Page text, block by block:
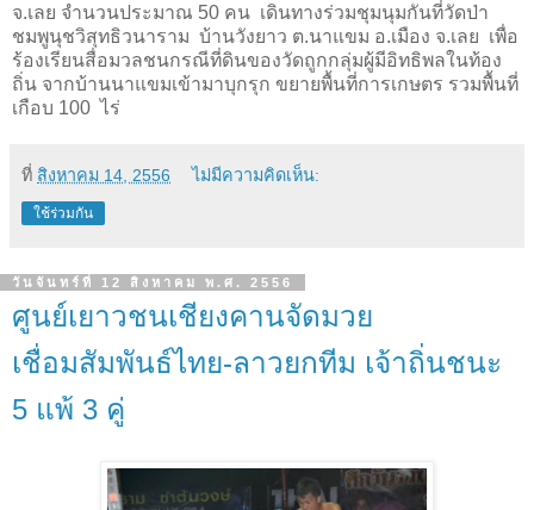
จ.เลย จำนวนประมาณ 50 คน เดินทางร่วมชุมนุมกันที่วัดป่า
ชมพูนุชวิสุทธิวนาราม บ้านวังยาว ต.นาแขม อ.เมือง จ.เลย เพื่อ
ร้องเรียนสื่อมวลชนกรณีที่ดินของวัดถูกกลุ่มผู้มีอิทธิพลในท้อง
ถิ่น จากบ้านนาแขมเข้ามาบุกรุก ขยายพื้นที่การเกษตร รวมพื้นที่
เกือบ 100 ไร่
ที่ สิงหาคม 14, 2556 ไม่มีความคิดเห็น:
ใช้ร่วมกัน
วันจันทร์ที่ 12 สิงหาคม พ.ศ. 2556
ศูนย์เยาวชนเชียงคานจัดมวย
เชื่อมสัมพันธ์ไทย-ลาวยกทีม เจ้าถิ่นชนะ
5 แพ้ 3 คู่